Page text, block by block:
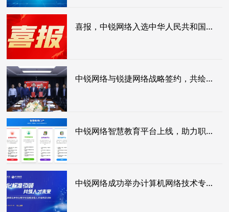
喜报，中锐网络入选中华人民共和国第三届职业技能大赛技术支持单位
中锐网络与锐捷网络战略签约，共绘职教新蓝图
中锐网络智慧教育平台上线，助力职业教育数字化转型！
中锐网络成功举办计算机网络技术专业教学标准解读暨人才培养研讨会！